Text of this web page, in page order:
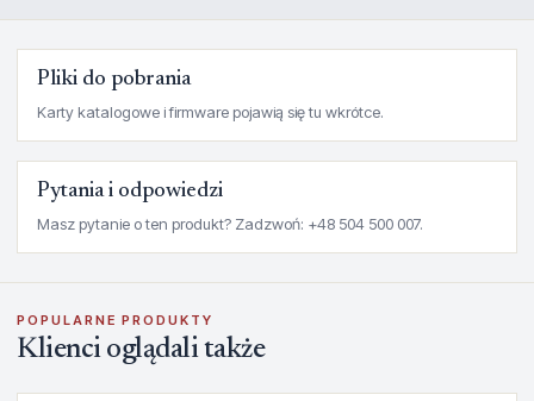
Pliki do pobrania
Karty katalogowe i firmware pojawią się tu wkrótce.
Pytania i odpowiedzi
Masz pytanie o ten produkt? Zadzwoń: +48 504 500 007.
POPULARNE PRODUKTY
Klienci oglądali także